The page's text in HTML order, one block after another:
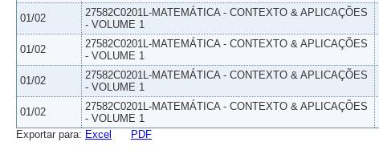
01/02
27582C0201L-MATEMÁTICA - CONTEXTO & APLICAÇÕES
- VOLUME 1
01/02
27582C0201L-MATEMÁTICA - CONTEXTO & APLICAÇÕES
- VOLUME 1
01/02
27582C0201L-MATEMÁTICA - CONTEXTO & APLICAÇÕES
- VOLUME 1
01/02
27582C0201L-MATEMÁTICA - CONTEXTO & APLICAÇÕES
- VOLUME 1
Exportar para: Excel PDF